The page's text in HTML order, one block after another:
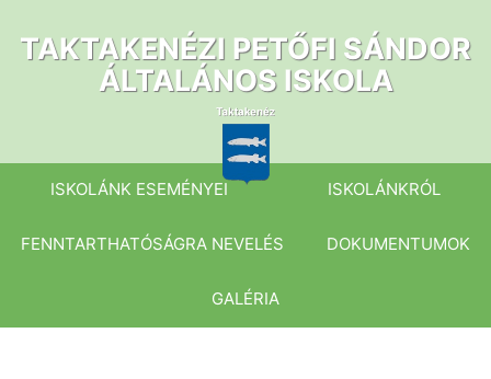
tartalomhoz
TAKTAKENÉZI PETŐFI SÁNDOR
ÁLTALÁNOS ISKOLA
ISKOLÁNK ESEMÉNYEI ISKOLÁNKRÓL
FENNTARTHATÓSÁGRA NEVELÉS DOKUMENTUMOK
GALÉRIA